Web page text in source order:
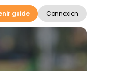
guide Connexion